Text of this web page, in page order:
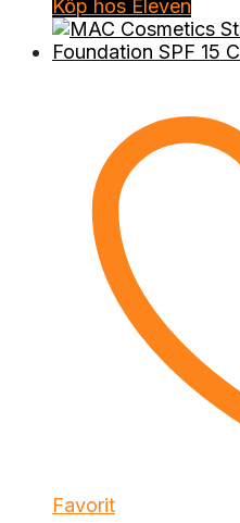
Köp hos Eleven
Favorit